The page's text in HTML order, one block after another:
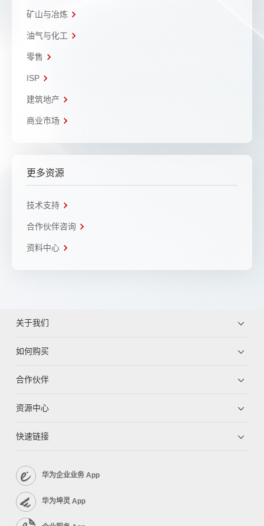
矿山与冶炼
油气与化工
零售
ISP
建筑地产
商业市场
更多资源
技术支持
合作伙伴咨询
资料中心
关于我们
如何购买
合作伙伴
资源中心
快速链接
华为企业业务 App
华为坤灵 App